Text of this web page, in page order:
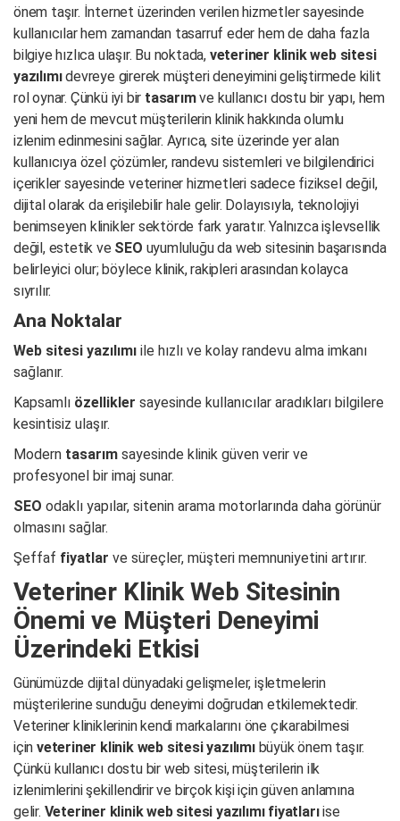
önem taşır. İnternet üzerinden verilen hizmetler sayesinde
kullanıcılar hem zamandan tasarruf eder hem de daha fazla
bilgiye hızlıca ulaşır. Bu noktada, veteriner klinik web sitesi
yazılımıdevreye girerek müşteri deneyimini geliştirmede kilit
rol oynar. Çünkü iyi bir tasarımve kullanıcı dostu bir yapı, hem
yeni hem de mevcut müşterilerin klinik hakkında olumlu
izlenim edinmesini sağlar. Ayrıca, site üzerinde yer alan
kullanıcıya özel çözümler, randevu sistemleri ve bilgilendirici
içerikler sayesinde veteriner hizmetleri sadece fiziksel değil,
dijital olarak da erişilebilir hale gelir. Dolayısıyla, teknolojiyi
benimseyen klinikler sektörde fark yaratır. Yalnızca işlevsellik
değil, estetik ve SEO uyumluluğu da web sitesinin başarısında
belirleyici olur; böylece klinik, rakipleri arasından kolayca
sıyrılır.
Ana Noktalar
Web sitesi yazılımı ile hızlı ve kolay randevu alma imkanı
sağlanır.
Kapsamlı özellikler sayesinde kullanıcılar aradıkları bilgilere
kesintisiz ulaşır.
Modern tasarım sayesinde klinik güven verir ve
profesyonel bir imaj sunar.
SEO odaklı yapılar, sitenin arama motorlarında daha görünür
olmasını sağlar.
Şeffaf fiyatlar ve süreçler, müşteri memnuniyetini artırır.
Veteriner Klinik Web Sitesinin
Önemi ve Müşteri Deneyimi
Üzerindeki Etkisi
Günümüzde dijital dünyadaki gelişmeler, işletmelerin
müşterilerine sunduğu deneyimi doğrudan etkilemektedir.
Veteriner kliniklerinin kendi markalarını öne çıkarabilmesi
için veteriner klinik web sitesi yazılımıbüyük önem taşır.
Çünkü kullanıcı dostu bir web sitesi, müşterilerin ilk
izlenimlerini şekillendirir ve birçok kişi için güven anlamına
gelir. Veteriner klinik web sitesi yazılımı fiyatlarıise